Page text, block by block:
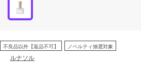
不良品以外【返品不可】 ノベルティ抽選対象
ルナソル